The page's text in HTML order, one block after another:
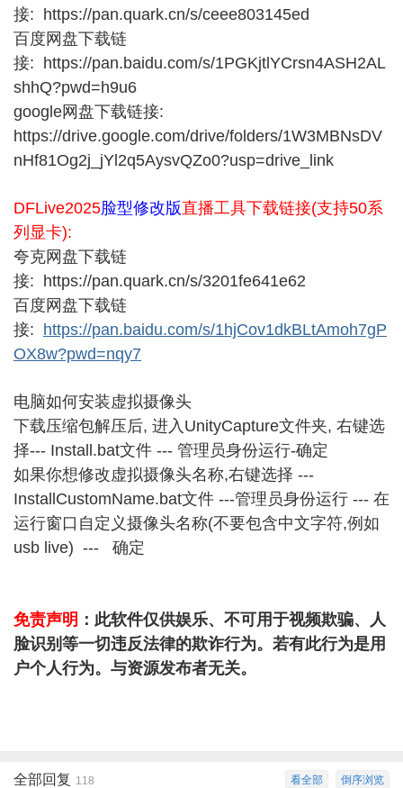
接: https://pan.quark.cn/s/ceee803145ed
百度网盘下载链
接: https://pan.baidu.com/s/1PGKjtlYCrsn4ASH2AL
shhQ?pwd=h9u6
google网盘下载链接:
https://drive.google.com/drive/folders/1W3MBNsDV
nHf81Og2j_jYl2q5AysvQZo0?usp=drive_link
DFLive2025脸型修改版直播工具下载链接(支持50系
列显卡):
夸克网盘下载链
接: https://pan.quark.cn/s/3201fe641e62
百度网盘下载链
接: https://pan.baidu.com/s/1hjCov1dkBLtAmoh7gP
OX8w?pwd=nqy7
电脑如何安装虚拟摄像头
下载压缩包解压后, 进入UnityCapture文件夹, 右键选
择--- Install.bat文件 --- 管理员身份运行-确定
如果你想修改虚拟摄像头名称,右键选择 ---
InstallCustomName.bat文件 ---管理员身份运行 --- 在
运行窗口自定义摄像头名称(不要包含中文字符,例如
usb live) --- 确定
免责声明 ：此软件仅供娱乐、不可用于视频欺骗、人
脸识别等一切违反法律的欺诈行为。若有此行为是用
户个人行为。与资源发布者无关。
倒序浏览
看全部
全部回复 118